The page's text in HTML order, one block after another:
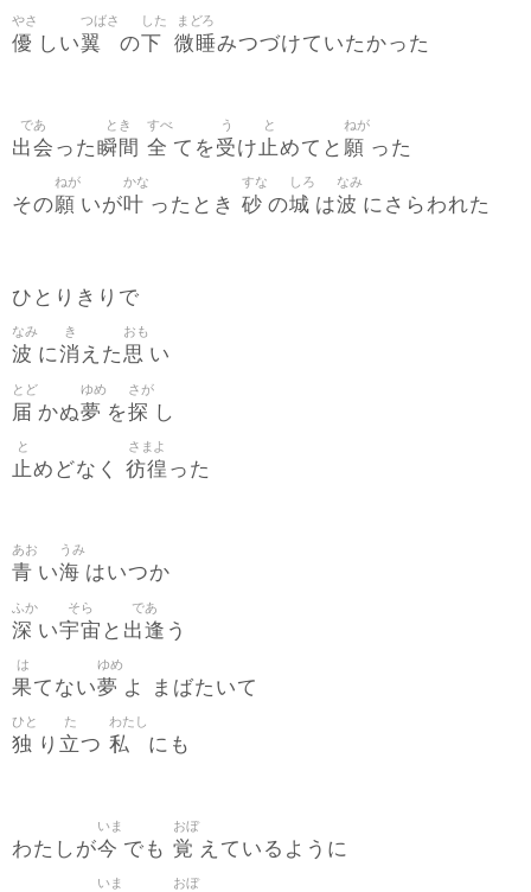
優
やさ
しい翼
つばさ
の下
した
微睡
まどろ
みつづけていたかった
出会
であ
った瞬間
とき
全
すべ
てを受
う
け 止
と
めてと 願
ねが
った
その願
ねが
いが叶
かな
ったとき 砂
すな
の城
しろ
は波
なみ
にさらわれた
ひとりきりで
波
なみ
に消
き
えた思
おも
い
届
とど
かぬ夢
ゆめ
を探
さが
し
止
と
めどなく 彷徨
さまよ
った
青
あお
い海
うみ
はいつか
深
ふか
い宇宙
そら
と 出逢
であ
う
果
は
てない夢
ゆめ
よ まばたいて
独
ひと
り 立
た
つ 私
わたし
にも
わたしが今
いま
でも 覚
おぼ
えているように
いま おぼ